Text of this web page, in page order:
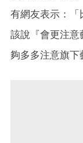
有網友表示：「
該說『會更注意
夠多多注意旗下